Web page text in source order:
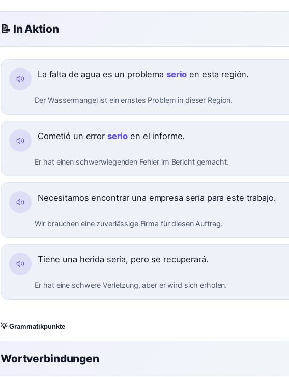
📝 In Aktion
La falta de agua es un problema serio en esta región.
Der Wassermangel ist ein ernstes Problem in dieser Region.
Cometió un error serio en el informe.
Er hat einen schwerwiegenden Fehler im Bericht gemacht.
Necesitamos encontrar una empresa seria para este trabajo.
Wir brauchen eine zuverlässige Firma für diesen Auftrag.
Tiene una herida seria, pero se recuperará.
Er hat eine schwere Verletzung, aber er wird sich erholen.
💡 Grammatikpunkte
Wortverbindungen